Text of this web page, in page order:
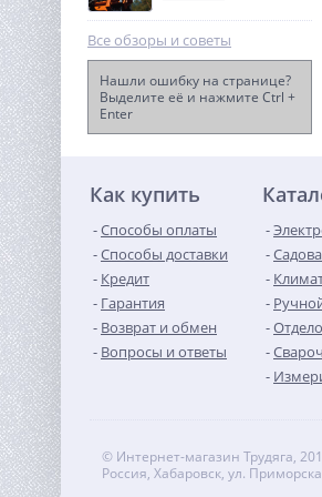
Триммер аккумуляторный
WORX WG183E.9 40В, 33см,
Все обзоры и советы
Нашли ошибку на странице?
Выделите её и нажмите Ctrl +
Enter
Как купить
Способы оплаты
Способы доставки
Кредит
Гарантия
Возврат и обмен
Вопросы и ответы
© Интернет-магазин Трудяга,
Россия, Хабаровск, ул.